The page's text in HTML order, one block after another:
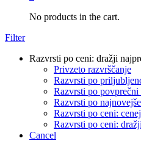
No products in the cart.
Filter
Razvrsti po ceni: dražji
Privzeto razvrščanje
Razvrsti po
Razvrsti po povprečni
Razvrsti po
Razvrsti po ceni:
Razvrsti po ceni:
Cancel